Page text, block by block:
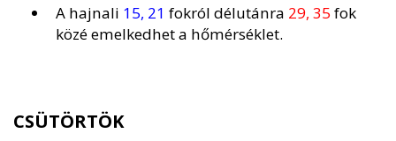
A hajnali 15, 21 fokról délutánra 29, 35 fok
közé emelkedhet a hőmérséklet.
CSÜTÖRTÖK